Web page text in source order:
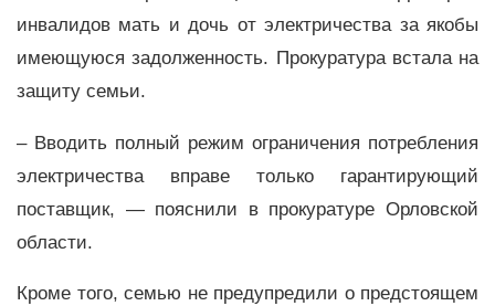
инвалидов мать и дочь от электричества за якобы
имеющуюся задолженность. Прокуратура встала на
защиту семьи.
– Вводить полный режим ограничения потребления
электричества вправе только гарантирующий
поставщик, — пояснили в прокуратуре Орловской
области.
Кроме того, семью не предупредили о предстоящем